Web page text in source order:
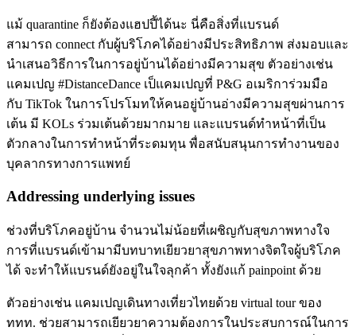
แม้ quarantine ก็ยังต้องแฮปปี้ได้นะ นี่คือสิ่งที่แบรนด์
สามารถ connect กับผู้บริโภคได้อย่างมีประสิทธิภาพ ส่งมอบและ
นำเสนอวิธีการในการอยู่บ้านได้อย่างมีความสุข ตัวอย่างเช่น
แคมเปญ #DistanceDance เป็แคมเปญที่ P&G อเมริการ่วมมือ
กับ TikTok ในการโปรโมทให้คนอยู่บ้านอ่างมีความสุขผ่านการ
เต้น มี KOLs ร่วมเต้นด้วยมากมาย และแบรนด์ทำหน้าที่เป็น
ตัวกลางในการทำหน้าที่ระดมทุน พื่อสนับสนุนการทำงานของ
บุคลากรทางการแพทย์
Addressing underlying issues
ช่วงที่บริโภคอยู่บ้าน จำนวนไม่น้อยที่เผชิญกับสุขภาพทางใจ
การที่แบรนด์เข้ามามีบทบาทเยียวยาสุขภาพทางจิตใจผู้บริโภค
ได้ จะทำให้แบรนด์ยังอยู่ในใจลุกค้า ทั้งยังแก้ painpoint ด้วย
ตัวอย่างเช่น แคมเปญเดินทางเที่ยวไทยด้วย virtual tour ของ
ททท. ช่วยสามารถเยียวยาความต้องการในประสบการณ์ในการ